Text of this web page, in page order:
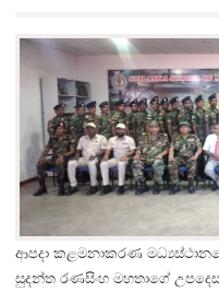
ආපදා කළමනාකරණ
සුදන්ත රණසිංහ මහතාගේ උපදෙස්